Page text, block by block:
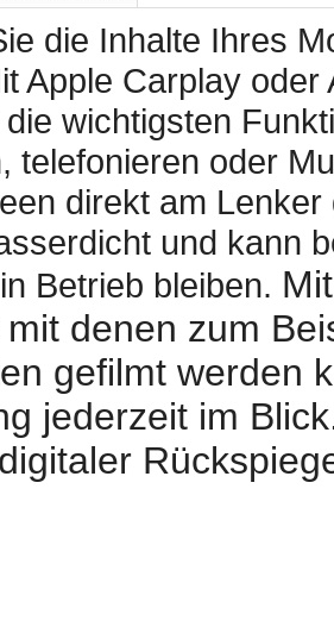
die Inhalte Ihres
Apple Carplay
wichtigsten
telefonieren oder
direkt am
und kann
Betrieb bleiben.
denen zum
gefilmt werden
jederzeit im